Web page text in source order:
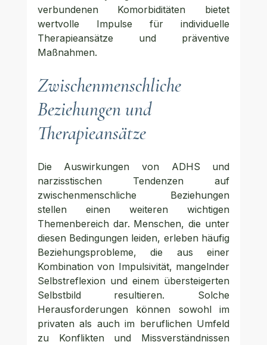
verbundenen Komorbiditäten bietet
wertvolle Impulse für individuelle
Therapieansätze und präventive
Maßnahmen.
Zwischenmenschliche
Beziehungen und
Therapieansätze
Die Auswirkungen von ADHS und
narzisstischen Tendenzen auf
zwischenmenschliche Beziehungen
stellen einen weiteren wichtigen
Themenbereich dar. Menschen, die unter
diesen Bedingungen leiden, erleben häufig
Beziehungsprobleme, die aus einer
Kombination von Impulsivität, mangelnder
Selbstreflexion und einem übersteigerten
Selbstbild resultieren. Solche
Herausforderungen können sowohl im
privaten als auch im beruflichen Umfeld
zu Konflikten und Missverständnissen